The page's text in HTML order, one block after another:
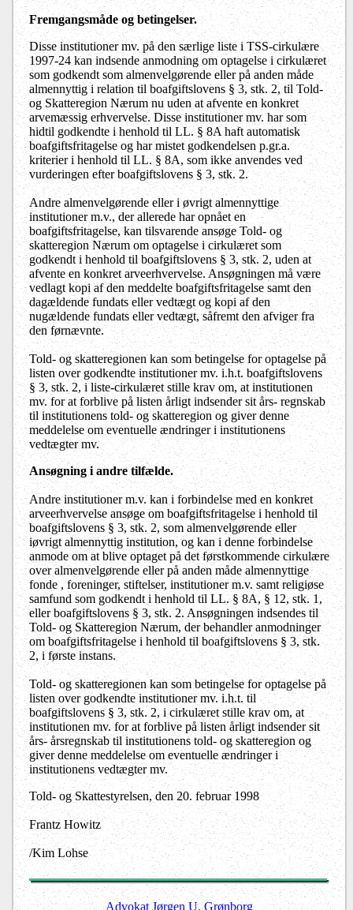
Fremgangsmåde og betingelser.
Disse institutioner mv. på den særlige liste i TSS-cirkulære
1997-24 kan indsende anmodning om optagelse i cirkulæret
som godkendt som almenvelgørende eller på anden måde
almennyttig i relation til boafgiftslovens § 3, stk. 2, til Told-
og Skatteregion Nærum nu uden at afvente en konkret
arvemæssig erhvervelse. Disse institutioner mv. har som
hidtil godkendte i henhold til LL. § 8A haft automatisk
boafgiftsfritagelse og har mistet godkendelsen p.gr.a.
kriterier i henhold til LL. § 8A, som ikke anvendes ved
vurderingen efter boafgiftslovens § 3, stk. 2.
Andre almenvelgørende eller i øvrigt almennyttige
institutioner m.v., der allerede har opnået en
boafgiftsfritagelse, kan tilsvarende ansøge Told- og
skatteregion Nærum om optagelse i cirkulæret som
godkendt i henhold til boafgiftslovens § 3, stk. 2, uden at
afvente en konkret arveerhvervelse. Ansøgningen må være
vedlagt kopi af den meddelte boafgiftsfritagelse samt den
dagældende fundats eller vedtægt og kopi af den
nugældende fundats eller vedtægt, såfremt den afviger fra
den førnævnte.
Told- og skatteregionen kan som betingelse for optagelse på
listen over godkendte institutioner mv. i.h.t. boafgiftslovens
§ 3, stk. 2, i liste-cirkulæret stille krav om, at institutionen
mv. for at forblive på listen årligt indsender sit års- regnskab
til institutionens told- og skatteregion og giver denne
meddelelse om eventuelle ændringer i institutionens
vedtægter mv.
Ansøgning i andre tilfælde.
Andre institutioner m.v. kan i forbindelse med en konkret
arveerhvervelse ansøge om boafgiftsfritagelse i henhold til
boafgiftslovens § 3, stk. 2, som almenvelgørende eller
iøvrigt almennyttig institution, og kan i denne forbindelse
anmode om at blive optaget på det førstkommende cirkulære
over almenvelgørende eller på anden måde almennyttige
fonde , foreninger, stiftelser, institutioner m.v. samt religiøse
samfund som godkendt i henhold til LL. § 8A, § 12, stk. 1,
eller boafgiftslovens § 3, stk. 2. Ansøgningen indsendes til
Told- og Skatteregion Nærum, der behandler anmodninger
om boafgiftsfritagelse i henhold til boafgiftslovens § 3, stk.
2, i første instans.
Told- og skatteregionen kan som betingelse for optagelse på
listen over godkendte institutioner mv. i.h.t. til
boafgiftslovens § 3, stk. 2, i cirkulæret stille krav om, at
institutionen mv. for at forblive på listen årligt indsender sit
års- årsregnskab til institutionens told- og skatteregion og
giver denne meddelelse om eventuelle ændringer i
institutionens vedtægter mv.
Told- og Skattestyrelsen, den 20. februar 1998
Frantz Howitz
/Kim Lohse
Advokat Jørgen U. Grønborg